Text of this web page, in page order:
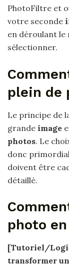
PhotoFiltre et
votre seconde
en déroulant le
sélectionner.
plein de
Le principe de
grande image
photos. Le
donc
doivent être
détaillé.
photo
[Tutoriel/
transformer